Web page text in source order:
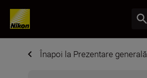
Înapoi la Prezentare generală